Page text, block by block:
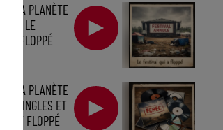
DE LA PLANÈTE
LE
A FLOPPÉ
DE LA PLANÈTE
SINGLES ET
ONT FLOPPÉ